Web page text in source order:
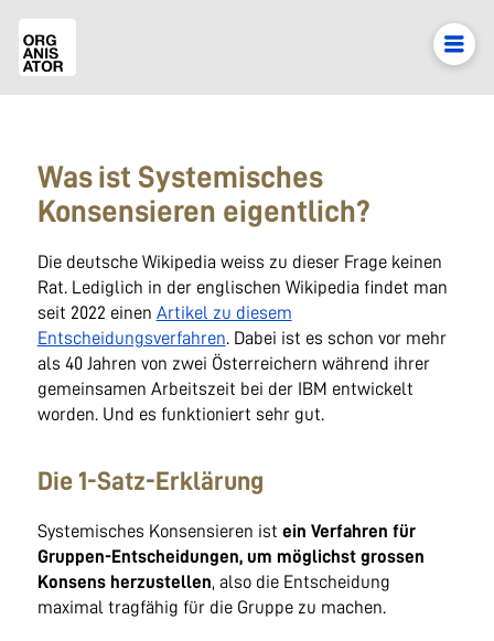
Was ist Systemisches
Konsensieren eigentlich?
Die deutsche Wikipedia weiss zu dieser Frage keinen
Rat. Lediglich in der englischen Wikipedia findet man
seit 2022 einen Artikel zu diesem
Entscheidungsverfahren. Dabei ist es schon vor mehr
als 40 Jahren von zwei Österreichern während ihrer
gemeinsamen Arbeitszeit bei der IBM entwickelt
worden. Und es funktioniert sehr gut.
Die 1-Satz-Erklärung
Systemisches Konsensieren ist ein Verfahren für
Gruppen-Entscheidungen, um möglichst grossen
Konsens herzustellen, also die Entscheidung
maximal tragfähig für die Gruppe zu machen.